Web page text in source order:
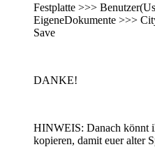
Festplatte >>>
EigeneDokumente >>>
Save
DANKE!
HINWEIS: Danach könnt
kopieren, damit euer alter